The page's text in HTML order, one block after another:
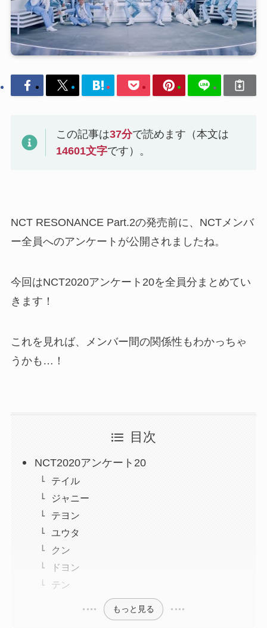
この記事は37分で読めます（本文は
14601文字です）。
NCT RESONANCE Part.2の発売前に、NCTメンバ
ー全員へのアンケートが公開されましたね。
今回はNCT2020アンケート20を全員分まとめてい
きます！
これを見れば、メンバー間の関係性もわかっちゃ
うかも…！
目次
NCT2020アンケート20
テイル
ジャニー
テヨン
ユウタ
クン
ドヨン
テン
もっと見る